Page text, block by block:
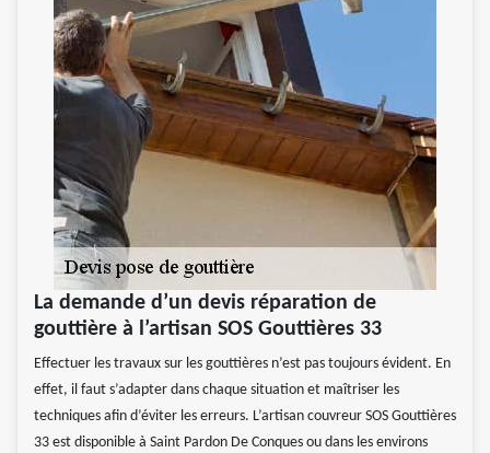
La demande d’un devis réparation de
gouttière à l’artisan SOS Gouttières 33
Effectuer les travaux sur les gouttières n’est pas toujours évident. En
effet, il faut s’adapter dans chaque situation et maîtriser les
techniques afin d’éviter les erreurs. L’artisan couvreur SOS Gouttières
33 est disponible à Saint Pardon De Conques ou dans les environs